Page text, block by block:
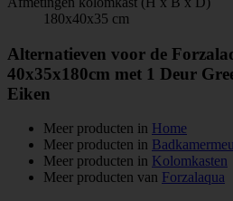
180x40x35 cm
Alternatieven voor de
40x35x180cm met 1 Deur
Eiken
Meer producten in Home
Meer producten in
Meer producten in Kolomkasten
Meer producten van Forzalaqua